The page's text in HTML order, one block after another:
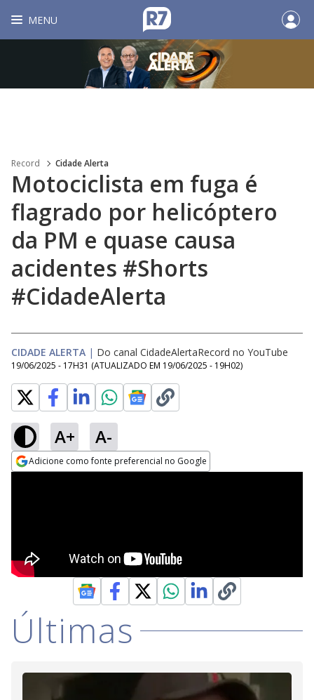
MENU
Record Cidade Alerta
Motociclista em fuga é
flagrado por helicóptero
da PM e quase causa
acidentes #Shorts
#CidadeAlerta
CIDADE ALERTA | Do canal CidadeAlertaRecord no YouTube
19/06/2025 - 17H31 (ATUALIZADO EM 19/06/2025 - 19H02)
A+ A-
Adicione como fonte preferencial no Google
Últimas